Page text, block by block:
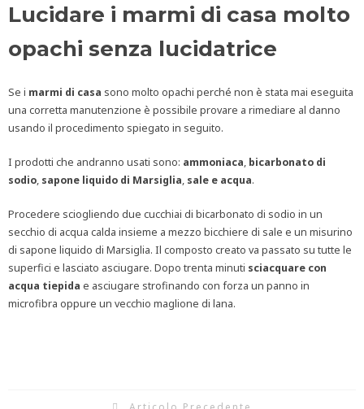
Lucidare i marmi di casa molto
opachi senza lucidatrice
Se i marmi di casa sono molto opachi perché non è stata mai eseguita
una corretta manutenzione è possibile provare a rimediare al danno
usando il procedimento spiegato in seguito.
I prodotti che andranno usati sono: ammoniaca, bicarbonato di
sodio, sapone liquido di Marsiglia, sale e acqua.
Procedere sciogliendo due cucchiai di bicarbonato di sodio in un
secchio di acqua calda insieme a mezzo bicchiere di sale e un misurino
di sapone liquido di Marsiglia. Il composto creato va passato su tutte le
superfici e lasciato asciugare. Dopo trenta minuti sciacquare con
acqua tiepida e asciugare strofinando con forza un panno in
microfibra oppure un vecchio maglione di lana.